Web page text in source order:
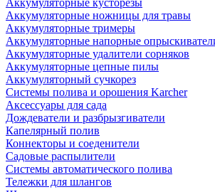
Аккумуляторные кусторезы
Аккумуляторные ножницы для травы
Аккумуляторные тримеры
Аккумуляторные напорные
Аккумуляторные удалители сорняков
Аккумуляторные цепные пилы
Аккумуляторный сучкорез
Системы полива и орошения Karcher
Аксессуары для сада
Дождеватели и разбрызгиватели
Капелярный полив
Коннекторы и соеденители
Садовые распылители
Системы автоматического полива
Тележки для шлангов